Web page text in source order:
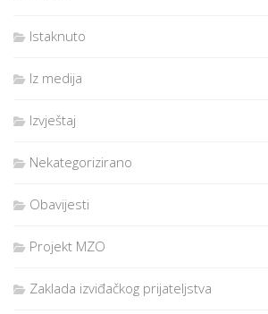
Istaknuto
Iz medija
Izvještaj
Nekategorizirano
Obavijesti
Projekt MZO
Zaklada izviđačkog prijateljstva